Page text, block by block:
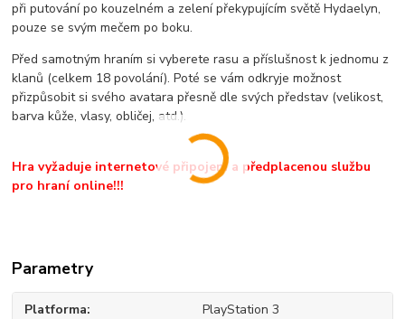
při putování po kouzelném a zelení překypujícím světě Hydaelyn,
pouze se svým mečem po boku.
Před samotným hraním si vyberete rasu a příslušnost k jednomu z
klanů (celkem 18 povolání). Poté se vám odkryje možnost
přizpůsobit si svého avatara přesně dle svých představ (velikost,
barva kůže, vlasy, obličej, atd.).
Hra vyžaduje internetové připojení a předplacenou službu
pro hraní online!!!
Parametry
Platforma PlayStation 3